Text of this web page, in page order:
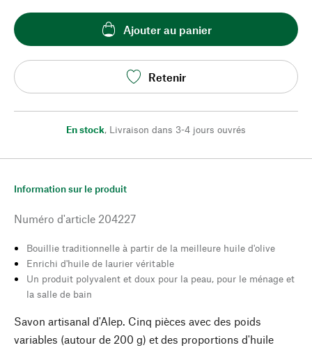
Ajouter au panier
Retenir
En stock, Livraison dans 3-4 jours ouvrés
Information sur le produit
Numéro d'article 204227
Bouillie traditionnelle à partir de la meilleure huile d'olive
Enrichi d'huile de laurier véritable
Un produit polyvalent et doux pour la peau, pour le ménage et
la salle de bain
Savon artisanal d'Alep. Cinq pièces avec des poids
variables (autour de 200 g) et des proportions d'huile